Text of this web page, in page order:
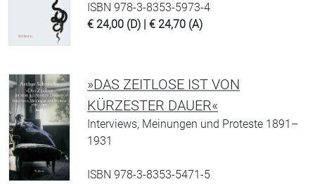
ISBN 978-3-8353-5973-4
€ 24,00 (D) | € 24,70 (A)
»DAS ZEITLOSE IST VON
KÜRZESTER DAUER«
Interviews, Meinungen und Proteste 1891–
1931
ISBN 978-3-8353-5471-5